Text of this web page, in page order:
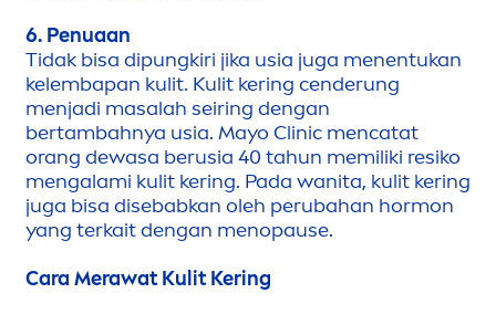
6. Penuaan
Tidak bisa dipungkiri jika usia juga menentukan
kelembapan kulit. Kulit kering cenderung
menjadi masalah seiring dengan
bertambahnya usia. Mayo Clinic mencatat
orang dewasa berusia 40 tahun memiliki resiko
mengalami kulit kering. Pada wanita, kulit kering
juga bisa disebabkan oleh perubahan hormon
yang terkait dengan menopause.
Cara Merawat Kulit Kering